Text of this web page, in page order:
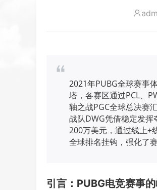
2021年PUBG全球赛事
塔，各赛区通过PCL、
轴之战PGC全球总决赛
战队DWG凭借稳定发
200万美元，通过线上+
全球排名挂钩，强化了
引言：PUBG电竞赛事